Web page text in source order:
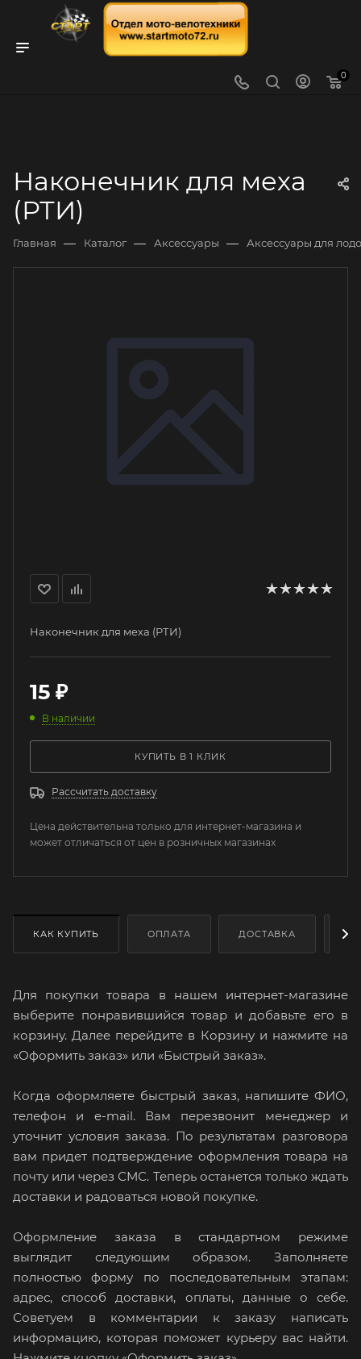
0
Наконечник для меха
(РТИ)
Главная — Каталог — Аксессуары — Аксессуары для
Наконечник для меха (РТИ)
15 ₽
В наличии
КУПИТЬ В 1 КЛИК
Рассчитать доставку
Цена действительна только для интернет-магазина и
может отличаться от цен в розничных магазинах
КАК КУПИТЬ ОПЛАТА ДОСТАВКА
Для покупки товара в нашем интернет-магазине
выберите понравившийся товар и добавьте его в
корзину. Далее перейдите в Корзину и нажмите на
«Оформить заказ» или «Быстрый заказ».
Когда оформляете быстрый заказ, напишите ФИО,
телефон и e-mail. Вам перезвонит менеджер и
уточнит условия заказа. По результатам разговора
вам придет подтверждение оформления товара на
почту или через СМС. Теперь останется только ждать
доставки и радоваться новой покупке.
Оформление заказа в стандартном режиме
выглядит следующим образом. Заполняете
полностью форму по последовательным этапам:
адрес, способ доставки, оплаты, данные о себе.
Советуем в комментарии к заказу написать
информацию, которая поможет курьеру вас найти.